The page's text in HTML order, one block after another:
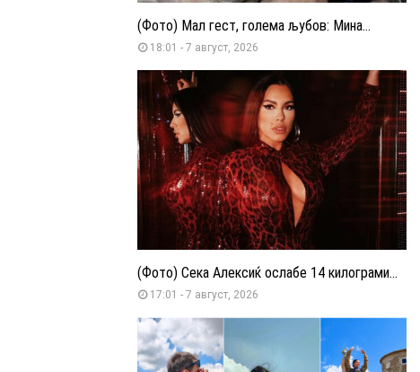
(Фото) Мал гест, голема љубов: Мина...
18:01 - 7 август, 2026
(Фото) Сека Алексиќ ослабе 14 килограми...
17:01 - 7 август, 2026